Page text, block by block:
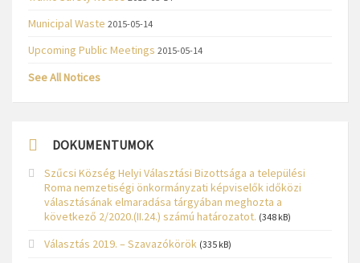
Municipal Waste 2015-05-14
Upcoming Public Meetings 2015-05-14
See All Notices
DOKUMENTUMOK
Szűcsi Község Helyi Választási Bizottsága a települési
Roma nemzetiségi önkormányzati képviselők időközi
választásának elmaradása tárgyában meghozta a
következő 2/2020.(II.24.) számú határozatot. (348 kB)
Választás 2019. – Szavazókörök (335 kB)